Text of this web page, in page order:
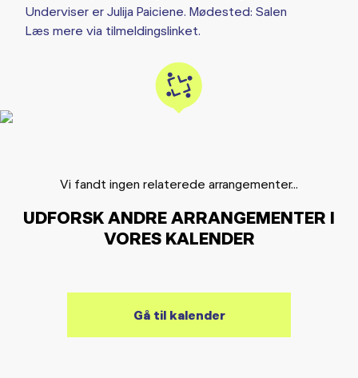
Underviser er Julija Paiciene. Mødested: Salen
Læs mere via tilmeldingslinket.
Vi fandt ingen relaterede arrangementer...
UDFORSK ANDRE ARRANGEMENTER I
VORES KALENDER
Gå til kalender